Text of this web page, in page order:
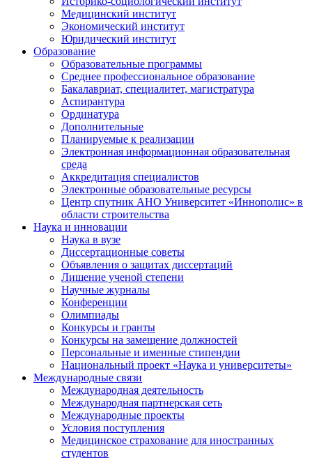
Медицинский институт
Экономический институт
Юридический институт
Образование
Образовательные программы
Среднее профессиональное образование
Бакалавриат, специалитет, магистратура
Аспирантура
Ординатура
Дополнительные
Планируемые к реализации
Электронная информационная образовательная
среда
Аккредитация специалистов
Электронные образовательные ресурсы
Центр спутник АНО Университет «Иннополис» в
области строительства
Наука и инновации
Наука в вузе
Диссертационные советы
Объявления о защитах диссертаций
Лишение ученой степени
Научные журналы
Конференции
Олимпиады
Конкурсы и гранты
Конкурсы на замещение должностей
Персональные и именные стипендии
Национальный проект «Наука и университеты»
Международные связи
Международная деятельность
Международная партнерская сеть
Международные проекты
Условия поступления
Медицинское страхование для иностранных
студентов